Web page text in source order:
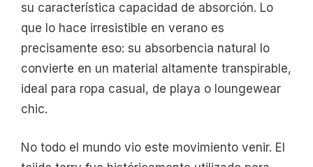
su característica capacidad de absorción. Lo
que lo hace irresistible en verano es
precisamente eso: su absorbencia natural lo
convierte en un material altamente transpirable,
ideal para ropa casual, de playa o loungewear
chic.
No todo el mundo vio este movimiento venir. El